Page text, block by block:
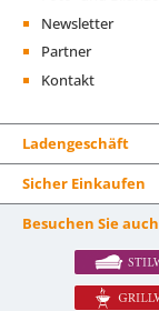
Newsletter
Partner
Kontakt
Ladengeschäft
Sicher Einkaufen
Besuchen Sie